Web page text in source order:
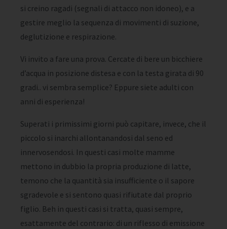
si creino ragadi (segnali di attacco non idoneo), e a
gestire meglio la sequenza di movimenti di suzione,
deglutizione e respirazione.
Vi invito a fare una prova. Cercate di bere un bicchiere
d’acqua in posizione distesa e con la testa girata di 90
gradi.. vi sembra semplice? Eppure siete adulti con
anni di esperienza!
Superati i primissimi giorni può capitare, invece, che il
piccolo si inarchi allontanandosi dal seno ed
innervosendosi. In questi casi molte mamme
mettono in dubbio la propria produzione di latte,
temono che la quantità sia insufficiente o il sapore
sgradevole e si sentono quasi rifiutate dal proprio
figlio. Beh in questi casi si tratta, quasi sempre,
esattamente del contrario: di un riflesso di emissione